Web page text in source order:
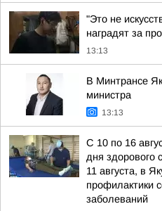
"Это не
наградят за
13:13
В Минтрансе
министра
13:13
С 10 по 16
дня здорового
11 августа, в
профилактики
заболеваний